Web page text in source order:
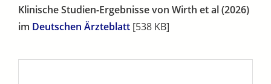
Klinische Studien-Ergebnisse von Wirth et al (2026)
im Deutschen Ärzteblatt [538 KB]